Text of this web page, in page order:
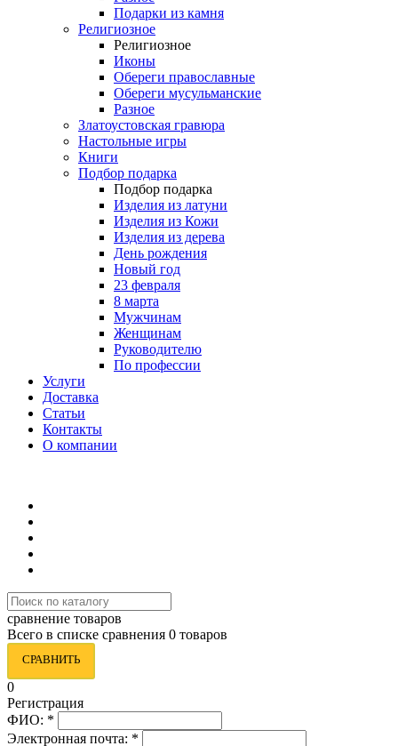
Подарки из камня
Религиозное
Религиозное
Иконы
Обереги православные
Обереги мусульманские
Разное
Златоустовская гравюра
Настольные игры
Книги
Подбор подарка
Подбор подарка
Изделия из латуни
Изделия из Кожи
Изделия из дерева
День рождения
Новый год
23 февраля
8 марта
Мужчинам
Женщинам
Руководителю
По профессии
Услуги
Доставка
Статьи
Контакты
О компании
сравнение товаров
Всего в списке сравнения 0 товаров
СРАВНИТЬ
0
Регистрация
ФИО: *
Электронная почта: *